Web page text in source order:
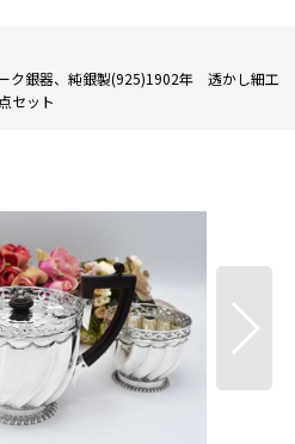
ク銀器、純銀製(925)1902年 透かし細工
セット